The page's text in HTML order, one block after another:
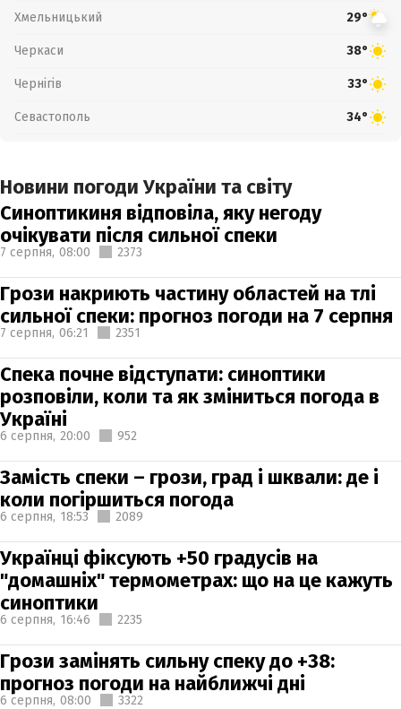
Хмельницький 29°
Черкаси 38°
Чернігів 33°
Севастополь 34°
Новини погоди України та світу
Синоптикиня відповіла, яку негоду
очікувати після сильної спеки
7 серпня, 08:00 2373
Грози накриють частину областей на тлі
сильної спеки: прогноз погоди на 7 серпня
7 серпня, 06:21 2351
Спека почне відступати: синоптики
розповіли, коли та як зміниться погода в
Україні
6 серпня, 20:00 952
Замість спеки – грози, град і шквали: де і
коли погіршиться погода
6 серпня, 18:53 2089
Українці фіксують +50 градусів на
"домашніх" термометрах: що на це кажуть
синоптики
6 серпня, 16:46 2235
Грози замінять сильну спеку до +38:
прогноз погоди на найближчі дні
6 серпня, 08:00 3322